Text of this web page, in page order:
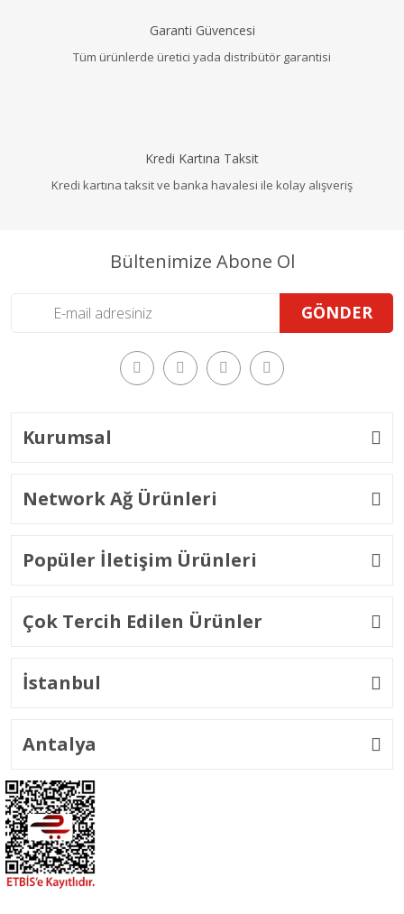
Garanti Güvencesi
Tüm ürünlerde üretici yada distribütör garantisi
Kredi Kartına Taksit
Kredi kartına taksit ve banka havalesi ile kolay alışveriş
Bültenimize Abone Ol
GÖNDER
Kurumsal
Network Ağ Ürünleri
Popüler İletişim Ürünleri
Çok Tercih Edilen Ürünler
İstanbul
Antalya